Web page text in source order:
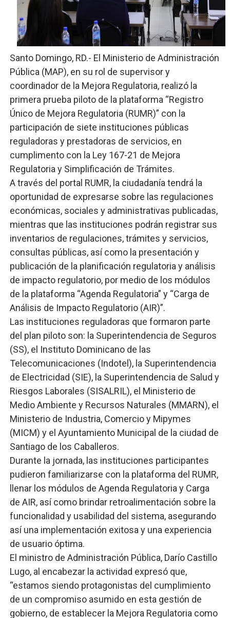
Restaurante Amigos es reconocido por sus cuatro
Banco Popular escala 17 posiciones en los mil
SNS y el SRSO actualizan Manual de Comunicación
Osiris de León responde a Roberto Tineo y a Yeisy
DGPCF: 55 años sembrando desarrollo y
Santo Domingo, RD.- El Ministerio de Administración
Pública (MAP), en su rol de supervisor y
coordinador de la Mejora Regulatoria, realizó la
primera prueba piloto de la plataforma “Registro
Único de Mejora Regulatoria (RUMR)” con la
participación de siete instituciones públicas
reguladoras y prestadoras de servicios, en
cumplimento con la Ley 167-21 de Mejora
Regulatoria y Simplificación de Trámites.
A través del portal RUMR, la ciudadanía tendrá la
oportunidad de expresarse sobre las regulaciones
económicas, sociales y administrativas publicadas,
mientras que las instituciones podrán registrar sus
inventarios de regulaciones, trámites y servicios,
consultas públicas, así como la presentación y
publicación de la planificación regulatoria y análisis
de impacto regulatorio, por medio de los módulos
de la plataforma “Agenda Regulatoria” y “Carga de
Análisis de Impacto Regulatorio (AIR)”.
Las instituciones reguladoras que formaron parte
del plan piloto son: la Superintendencia de Seguros
(SS), el Instituto Dominicano de las
Telecomunicaciones (Indotel), la Superintendencia
de Electricidad (SIE), la Superintendencia de Salud y
Riesgos Laborales (SISALRIL), el Ministerio de
Medio Ambiente y Recursos Naturales (MMARN), el
Ministerio de Industria, Comercio y Mipymes
(MICM) y el Ayuntamiento Municipal de la ciudad de
Santiago de los Caballeros.
Durante la jornada, las instituciones participantes
pudieron familiarizarse con la plataforma del RUMR,
llenar los módulos de Agenda Regulatoria y Carga
de AIR, así como brindar retroalimentación sobre la
funcionalidad y usabilidad del sistema, asegurando
así una implementación exitosa y una experiencia
de usuario óptima.
El ministro de Administración Pública, Darío Castillo
Lugo, al encabezar la actividad expresó que,
“estamos siendo protagonistas del cumplimiento
de un compromiso asumido en esta gestión de
gobierno, de establecer la Mejora Regulatoria como